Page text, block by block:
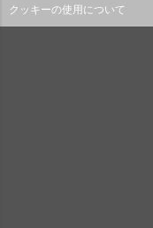
クッキーの使用について